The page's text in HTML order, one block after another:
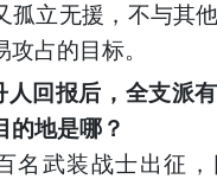
孤立无援，不与其
攻占的目标。
人回报后，全支派
的地是哪？
名武装战士出征